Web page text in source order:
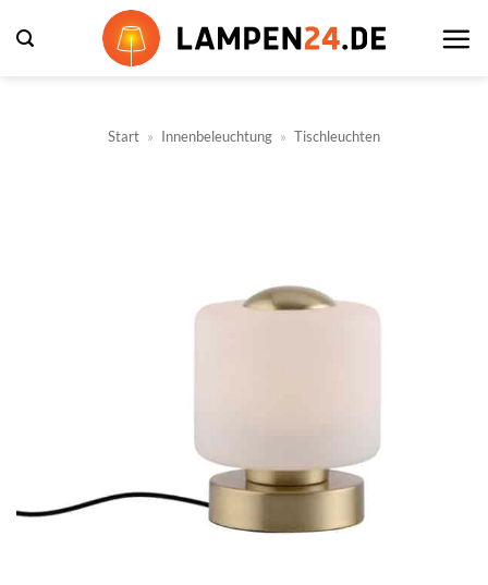
Inhalt
Start » Innenbeleuchtung » Tischleuchten